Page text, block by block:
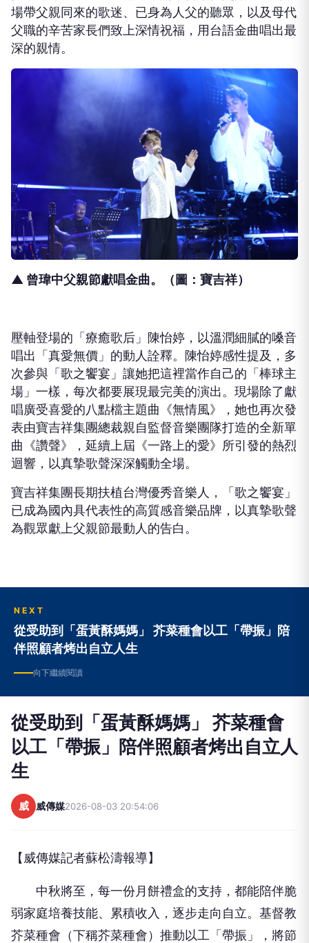
場帶父親同來的歌迷、已身為人父的聽眾，以及母代
父職的辛苦家長們致上深情祝福，用台語金曲唱出最
深的親情。
▲ 曾瑋中父親節獻唱金曲。（圖：寶吉祥）
壓軸登場的「療癒歌后」陳怡婷，以溫潤細膩的嗓音
唱出「真愛無價」的動人詮釋。陳怡婷感性提及，多
次參與「歌之饗宴」讓她把這裡當作自己的「棒球主
場」一樣，每次都要展現最完美的演出。現場除了獻
唱廣受喜愛的八點檔主題曲《無情風》，她也再次發
表由寶吉祥集團總裁親自監督音樂團隊打造的全新單
曲《讚聲》，延續上屆《一路上的愛》所引發的熱烈
迴響，以真摯歌聲深深觸動全場。
寶吉祥集團長期扶植台灣優秀音樂人，「歌之饗宴」
已成為國內具代表性的高質感音樂品牌，以真摯歌聲
為觀眾獻上父親節最動人的告白。
NEXT
從受助到「蛋黃酥媽媽」 芥菜種會以工「帶振」陪
伴照顧者烤出自立人生
向下繼續閱讀
從受助到「蛋黃酥媽媽」 芥菜種會
以工「帶振」陪伴照顧者烤出自立人
生
威 威傳媒2026-08-03 20:54:06
【威傳媒記者蘇松濤報導】
中秋將至，每一份月餅禮盒的支持，都能陪伴脆
弱家庭培養技能、累積收入，逐步走向自立。基督教
芥菜種會（下稱芥菜種會）推動以工「帶振」，將節